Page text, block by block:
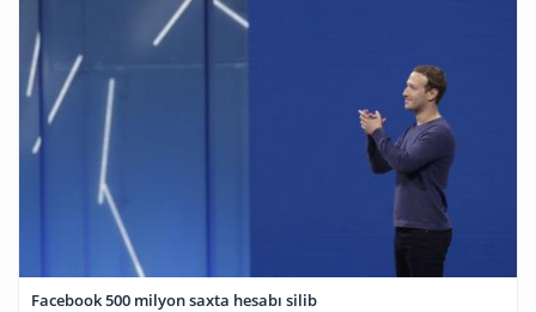
Facebook 500 milyon saxta hesabı silib